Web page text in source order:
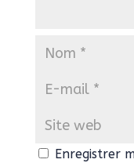
Enregistrer